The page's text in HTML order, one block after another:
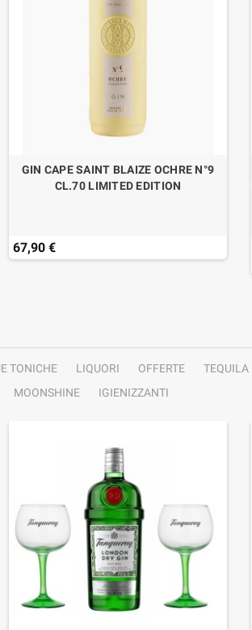
GIN CAPE SAINT BLAIZE OCHRE N°9
CL.70 LIMITED EDITION
67,90 €
TONICHE LIQUORI OFFERTE TEQUILA
MOONSHINE IGIENIZZANTI